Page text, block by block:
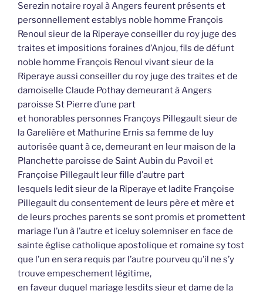
Serezin notaire royal à Angers feurent présents et
personnellement establys noble homme François
Renoul sieur de la Riperaye conseiller du roy juge des
traites et impositions foraines d’Anjou, fils de défunt
noble homme François Renoul vivant sieur de la
Riperaye aussi conseiller du roy juge des traites et de
damoiselle Claude Pothay demeurant à Angers
paroisse St Pierre d’une part
et honorables personnes Françoys Pillegault sieur de
la Garelière et Mathurine Ernis sa femme de luy
autorisée quant à ce, demeurant en leur maison de la
Planchette paroisse de Saint Aubin du Pavoil et
Françoise Pillegault leur fille d’autre part
lesquels ledit sieur de la Riperaye et ladite Françoise
Pillegault du consentement de leurs père et mère et
de leurs proches parents se sont promis et promettent
mariage l’un à l’autre et iceluy solemniser en face de
sainte église catholique apostolique et romaine sy tost
que l’un en sera requis par l’autre pourveu qu’il ne s’y
trouve empeschement légitime,
en faveur duquel mariage lesdits sieur et dame de la